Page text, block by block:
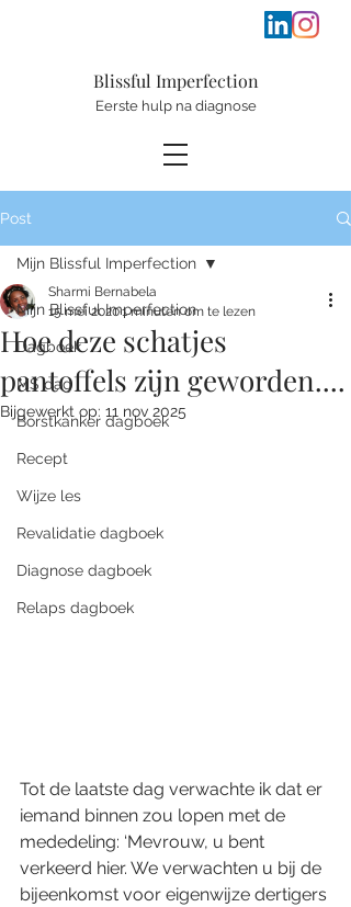
Blissful Imperfection
Eerste hulp na diagnose
Post
Mijn Blissful Imperfection
Dagboek
MS dag
Borstkanker dagboek
Recept
Wijze les
Revalidatie dagboek
Diagnose dagboek
Relaps dagboek
Mijn Blissful Imperfection
Hoe deze schatjes
pantoffels zijn geworden....
Sharmi Bernabela
15 mei 20201 minuten om te lezen
Bijgewerkt op: 11 nov 2025
Tot de laatste dag verwachte ik dat er
iemand binnen zou lopen met de
mededeling: ‘Mevrouw, u bent
verkeerd hier. We verwachten u bij de
bijeenkomst voor eigenwijze dertigers